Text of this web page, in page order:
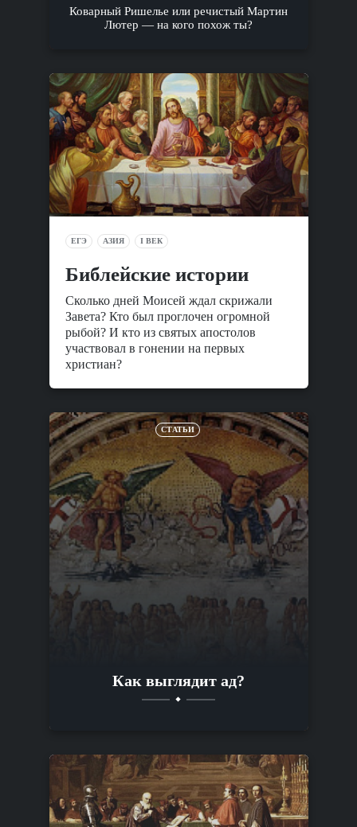
Коварный Ришелье или речистый Мартин
Лютер — на кого похож ты?
ЕГЭ АЗИЯ I ВЕК
Библейские истории
Сколько дней Моисей ждал скрижали
Завета? Кто был проглочен огромной
рыбой? И кто из святых апостолов
участвовал в гонении на первых
христиан?
СТАТЬИ
Как выглядит ад?